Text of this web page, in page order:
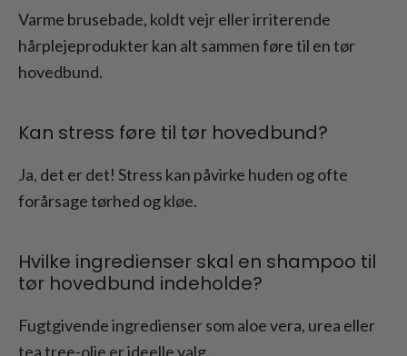
Varme brusebade, koldt vejr eller irriterende
hårplejeprodukter kan alt sammen føre til en tør
hovedbund.
Kan stress føre til tør hovedbund?
Ja, det er det! Stress kan påvirke huden og ofte
forårsage tørhed og kløe.
Hvilke ingredienser skal en shampoo til
tør hovedbund indeholde?
Fugtgivende ingredienser som aloe vera, urea eller
tea tree-olie er ideelle valg.